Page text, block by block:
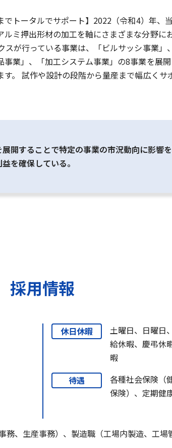
トータルでサポート】2022（令和4）年、
ミ押出形材の加工を軸にさまざまな分野に
が行っている事業は、「ビルサッシ事業」
業」、「加工システム事業」の8事業を展
。 試作や設計の段階から量産まで幅広く
開することで特定の事業の市況動向に影響
を確保している。
採用情報
休日休暇
土曜日、日曜日
給休暇、慶弔休
暇
待遇
各種社会保険（
保険）、定期健
務、生産事務）、製造職（工場内製造、工場